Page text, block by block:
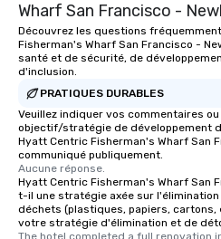
Wharf San Francisco -
Découvrez les questions
Fisherman's Wharf San Francisco -
santé et de sécurité, de
d'inclusion.
PRATIQUES DURABLES
Veuillez indiquer vos commentaires
objectif/stratégie de développement
Hyatt Centric Fisherman's Wharf San
communiqué publiquement.
Aucune réponse.
Hyatt Centric Fisherman's Wharf San
t-il une stratégie axée sur
déchets (plastiques, papiers, cartons,
votre stratégie d'élimination et de